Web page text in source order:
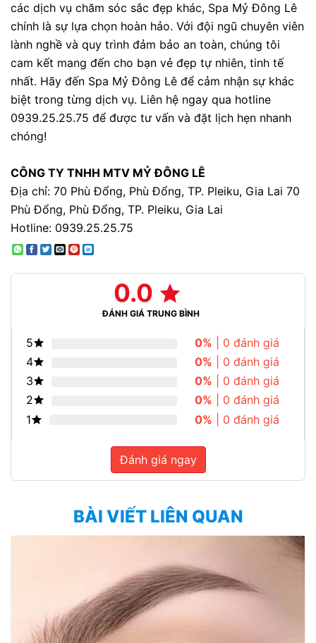
các dịch vụ chăm sóc sắc đẹp khác, Spa Mỷ Đông Lê
chính là sự lựa chọn hoàn hảo. Với đội ngũ chuyên viên
lành nghề và quy trình đảm bảo an toàn, chúng tôi
cam kết mang đến cho bạn vẻ đẹp tự nhiên, tinh tế
nhất. Hãy đến Spa Mỷ Đông Lê để cảm nhận sự khác
biệt trong từng dịch vụ. Liên hệ ngay qua hotline
0939.25.25.75 để được tư vấn và đặt lịch hẹn nhanh
chóng!
CÔNG TY TNHH MTV MỶ ĐÔNG LÊ
Địa chỉ: 70 Phù Đổng, Phù Đổng, TP. Pleiku, Gia Lai 70
Phù Đổng, Phù Đổng, TP. Pleiku, Gia Lai
Hotline: 0939.25.25.75
0.0
ĐÁNH GIÁ TRUNG BÌNH
5 0% | 0 đánh giá
4
0% | 0 đánh giá
3
0% | 0 đánh giá
2
0% | 0 đánh giá
1
0% | 0 đánh giá
Đánh giá ngay
BÀI VIẾT LIÊN QUAN